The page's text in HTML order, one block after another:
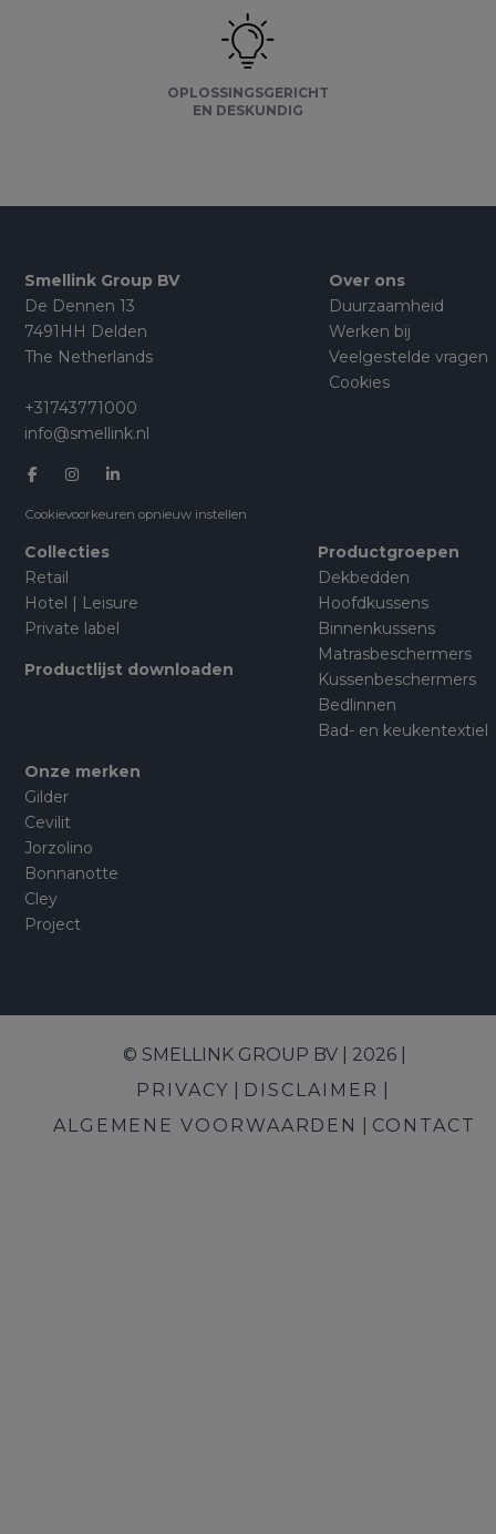
OPLOSSINGSGERICHT
EN DESKUNDIG
Smellink Group BV
De Dennen 13
7491HH Delden
The Netherlands
+31743771000
info@smellink.nl
Cookievoorkeuren opnieuw instellen
Over ons
Duurzaamheid
Werken bij
Veelgestelde vragen
Cookies
Collecties
Retail
Hotel | Leisure
Private label
Productlijst downloaden
Productgroepen
Dekbedden
Hoofdkussens
Binnenkussens
Matrasbeschermers
Kussenbeschermers
Bedlinnen
Bad- en keukentextiel
Onze merken
Gilder
Cevilit
Jorzolino
Bonnanotte
Cley
Project
© SMELLINK GROUP BV | 2026 |
PRIVACY
DISCLAIMER
ALGEMENE VOORWAARDEN
CONTACT